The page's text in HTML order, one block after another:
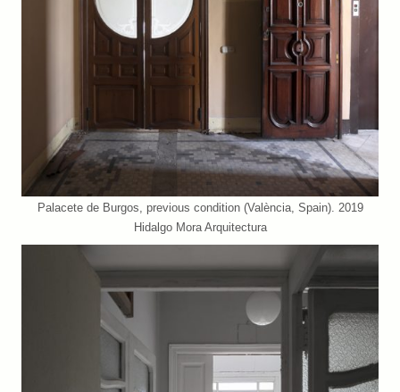
Palacete de Burgos, previous condition (València, Spain). 2019
Hidalgo Mora Arquitectura